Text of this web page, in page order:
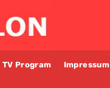
TV Program Impressum